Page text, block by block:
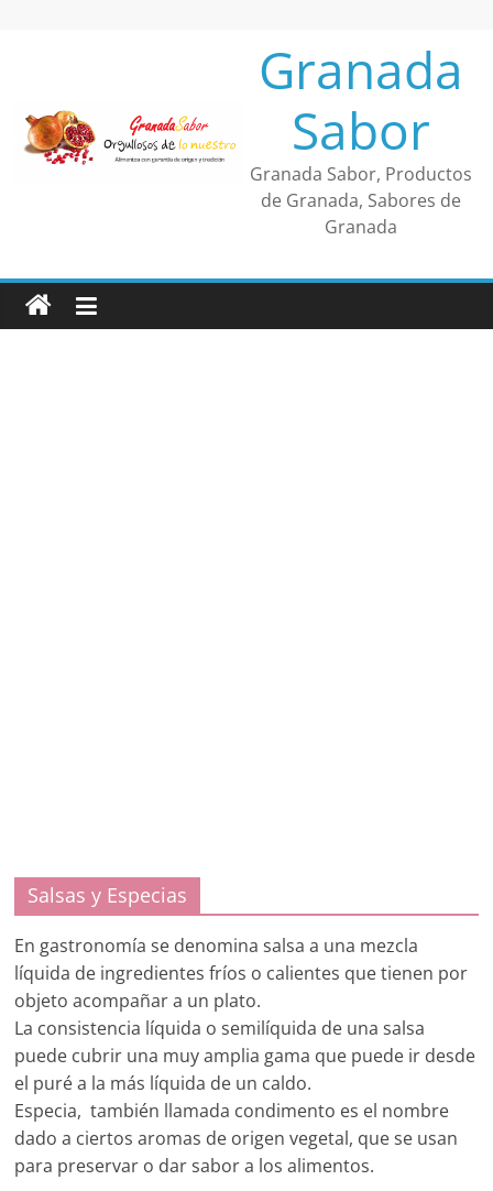
Granada
Sabor
Granada Sabor, Productos
de Granada, Sabores de
Granada
Salsas y Especias
En gastronomía se denomina salsa a una mezcla
líquida de ingredientes fríos o calientes que tienen por
objeto acompañar a un plato.
La consistencia líquida o semilíquida de una salsa
puede cubrir una muy amplia gama que puede ir desde
el puré a la más líquida de un caldo.
Especia, ​ también llamada condimento es el nombre
dado a ciertos aromas de origen vegetal, que se usan
para preservar o dar sabor a los alimentos.